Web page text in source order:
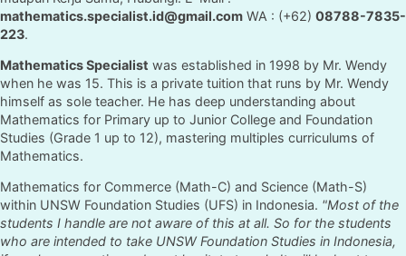
mathematics.specialist.id@gmail.com WA : (+62) 08788-7835-
223.
Mathematics Specialist was established in 1998 by Mr. Wendy
when he was 15. This is a private tuition that runs by Mr. Wendy
himself as sole teacher. He has deep understanding about
Mathematics for Primary up to Junior College and Foundation
Studies (Grade 1 up to 12), mastering multiples curriculums of
Mathematics.
Mathematics for Commerce (Math-C) and Science (Math-S)
within UNSW Foundation Studies (UFS) in Indonesia. "Most of the
students I handle are not aware of this at all. So for the students
who are intended to take UNSW Foundation Studies in Indonesia,